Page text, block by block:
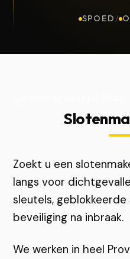
SPOED /
Zoekt u een
langs voor
sleutels,
beveiliging na inbraak.
We werken in heel